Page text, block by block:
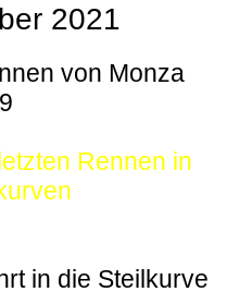
2021
von Monza
Rennen in
in die Steilkurve